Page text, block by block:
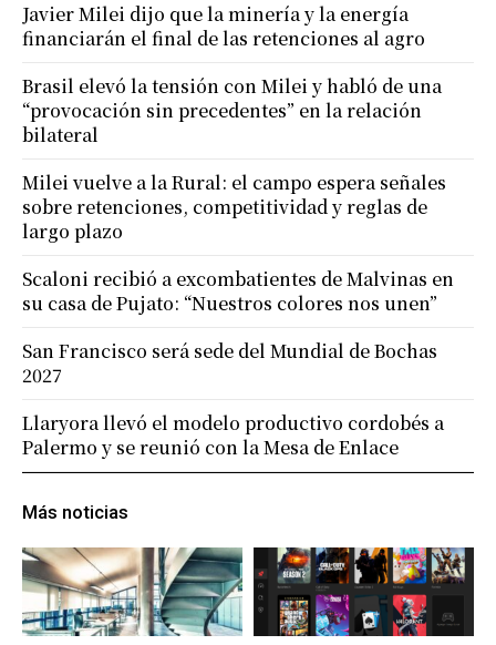
Más noticias
Javier Milei dijo que la minería y la energía
financiarán el final de las retenciones al agro
Brasil elevó la tensión con Milei y habló de una
“provocación sin precedentes” en la relación
bilateral
Milei vuelve a la Rural: el campo espera señales
sobre retenciones, competitividad y reglas de
largo plazo
Scaloni recibió a excombatientes de Malvinas en
su casa de Pujato: “Nuestros colores nos unen”
San Francisco será sede del Mundial de Bochas
2027
Llaryora llevó el modelo productivo cordobés a
Palermo y se reunió con la Mesa de Enlace